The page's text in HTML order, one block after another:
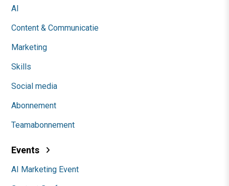
AI
Content & Communicatie
Marketing
Skills
Social media
Abonnement
Teamabonnement
Events
AI Marketing Event